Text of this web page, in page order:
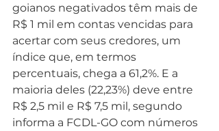
goianos negativados têm mais de
R$ 1 mil em contas vencidas para
acertar com seus credores, um
índice que, em termos
percentuais, chega a 61,2%. E a
maioria deles (22,23%) deve entre
R$ 2,5 mil e R$ 7,5 mil, segundo
informa a FCDL-GO com números